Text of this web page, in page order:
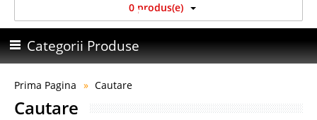
0 produs(e)
Categorii Produse
Prima Pagina Cautare
Cautare